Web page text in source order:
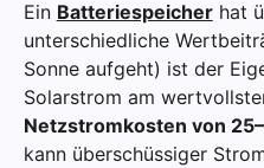
Ein Batteriespeicherhat
unterschiedliche
Sonne aufgeht) ist der
Solarstrom am
Netzstromkosten von
kann überschüssiger